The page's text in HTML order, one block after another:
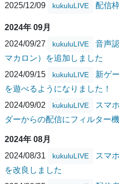
2025/12/09
kukuluLIVE 配信
2024年 09月
2024/09/27
kukuluLIVE
音声
マカロン）を追加しました
2024/09/15
kukuluLIVE
新ゲ
を遊べるようになりました！
2024/09/02
kukuluLIVE
スマ
ダーからの配信にフィルター
2024年 08月
2024/08/31
kukuluLIVE
スマ
を改良しました